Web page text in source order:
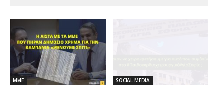
ΜΜΕ SOCIAL MEDIA